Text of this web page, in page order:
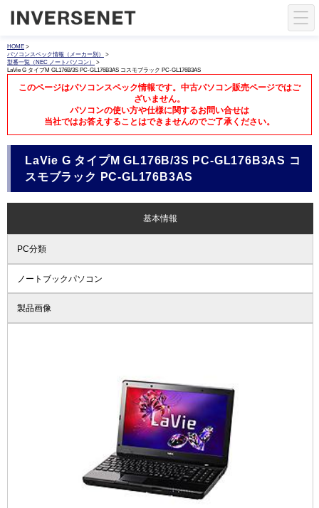
HOME >
パソコンスペック情報（メーカー別）
>
型番一覧（NEC ノートパソコン）
>
LaVie G タイプM GL176B/3S PC-GL176B3AS コスモブラック PC-GL176B3AS
このページはパソコンスペック情報です。中古パソコン販売ページではご
ざいません。
パソコンの使い方や仕様に関するお問い合せは
当社ではお答えすることはできませんのでご了承ください。
LaVie G タイプM GL176B/3S PC-GL176B3AS コ
スモブラック PC-GL176B3AS
基本情報
PC分類
ノートブックパソコン
製品画像